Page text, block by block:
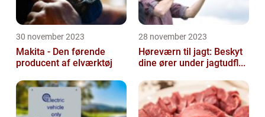
30 november 2023
Makita - Den førende
producent af elværktøj
28 november 2023
Høreværn til jagt: Beskyt
dine ører under jagtudfl...